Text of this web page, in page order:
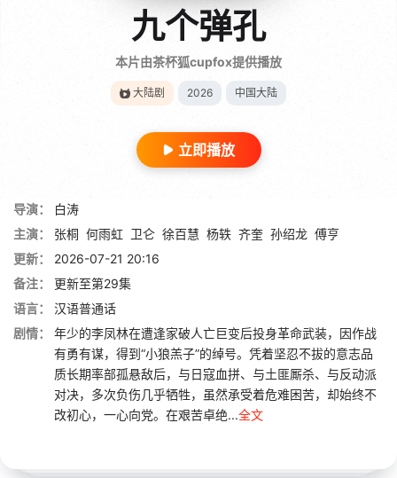
九个弹孔
本片由茶杯狐cupfox提供播放
大陆剧 2026 中国大陆
立即播放
导演：
白涛
主演：
张桐 何雨虹 卫仑 徐百慧 杨轶 齐奎 孙绍龙 傅亨
更新：
2026-07-21 20:16
备注：
更新至第29集
语言：
汉语普通话
剧情：
年少的李凤林在遭逢家破人亡巨变后投身革命武装，因作战
有勇有谋，得到“小狼羔子”的绰号。凭着坚忍不拔的意志品
质长期率部孤悬敌后，与日寇血拼、与土匪厮杀、与反动派
对决，多次负伤几乎牺牲，虽然承受着危难困苦，却始终不
改初心，一心向党。在艰苦卓绝...全文